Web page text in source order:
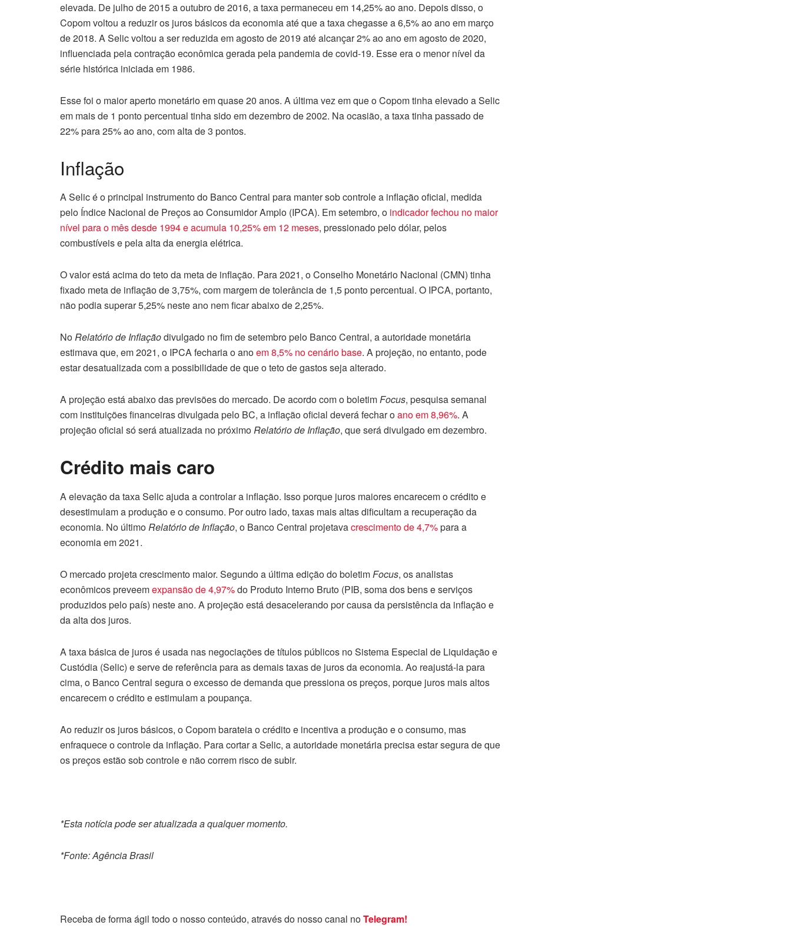
elevada. De julho de 2015 a outubro de 2016, a taxa permaneceu em 14,25% ao ano. Depois disso, o
Copom voltou a reduzir os juros básicos da economia até que a taxa chegasse a 6,5% ao ano em março
de 2018. A Selic voltou a ser reduzida em agosto de 2019 até alcançar 2% ao ano em agosto de 2020,
influenciada pela contração econômica gerada pela pandemia de covid-19. Esse era o menor nível da
série histórica iniciada em 1986.
Esse foi o maior aperto monetário em quase 20 anos. A última vez em que o Copom tinha elevado a Selic
em mais de 1 ponto percentual tinha sido em dezembro de 2002. Na ocasião, a taxa tinha passado de
22% para 25% ao ano, com alta de 3 pontos.
Inflação
A Selic é o principal instrumento do Banco Central para manter sob controle a inflação oficial, medida
pelo Índice Nacional de Preços ao Consumidor Amplo (IPCA). Em setembro, o indicador fechou no maior
nível para o mês desde 1994 e acumula 10,25% em 12 meses, pressionado pelo dólar, pelos
combustíveis e pela alta da energia elétrica.
O valor está acima do teto da meta de inflação. Para 2021, o Conselho Monetário Nacional (CMN) tinha
fixado meta de inflação de 3,75%, com margem de tolerância de 1,5 ponto percentual. O IPCA, portanto,
não podia superar 5,25% neste ano nem ficar abaixo de 2,25%.
NoRelatório de Inflaçãodivulgado no fim de setembro pelo Banco Central, a autoridade monetária
estimava que, em 2021, o IPCA fecharia o anoem 8,5% no cenário base. A projeção, no entanto, pode
estar desatualizada com a possibilidade de que o teto de gastos seja alterado.
A projeção está abaixo das previsões do mercado. De acordo com o boletimFocus, pesquisa semanal
com instituições financeiras divulgada pelo BC, a inflação oficial deverá fechar oano em 8,96%. A
projeção oficial só será atualizada no próximoRelatório de Inflação, que será divulgado em dezembro.
Crédito mais caro
A elevação da taxa Selic ajuda a controlar a inflação. Isso porque juros maiores encarecem o crédito e
desestimulam a produção e o consumo. Por outro lado, taxas mais altas dificultam a recuperação da
economia. No últimoRelatório de Inflação, o Banco Central projetavacrescimento de 4,7%para a
economia em 2021.
O mercado projeta crescimento maior. Segundo a última edição do boletimFocus, os analistas
econômicos preveemexpansão de 4,97%do Produto Interno Bruto (PIB, soma dos bens e serviços
produzidos pelo país) neste ano. A projeção está desacelerando por causa da persistência da inflação e
da alta dos juros.
A taxa básica de juros é usada nas negociações de títulos públicos no Sistema Especial de Liquidação e
Custódia (Selic) e serve de referência para as demais taxas de juros da economia. Ao reajustá-la para
cima, o Banco Central segura o excesso de demanda que pressiona os preços, porque juros mais altos
encarecem o crédito e estimulam a poupança.
Ao reduzir os juros básicos, o Copom barateia o crédito e incentiva a produção e o consumo, mas
enfraquece o controle da inflação. Para cortar a Selic, a autoridade monetária precisa estar segura de que
os preços estão sob controle e não correm risco de subir.
*Esta notícia pode ser atualizada a qualquer momento.
*Fonte: Agência Brasil
Receba de forma ágil todo o nosso conteúdo, através do nosso canal noTelegram!